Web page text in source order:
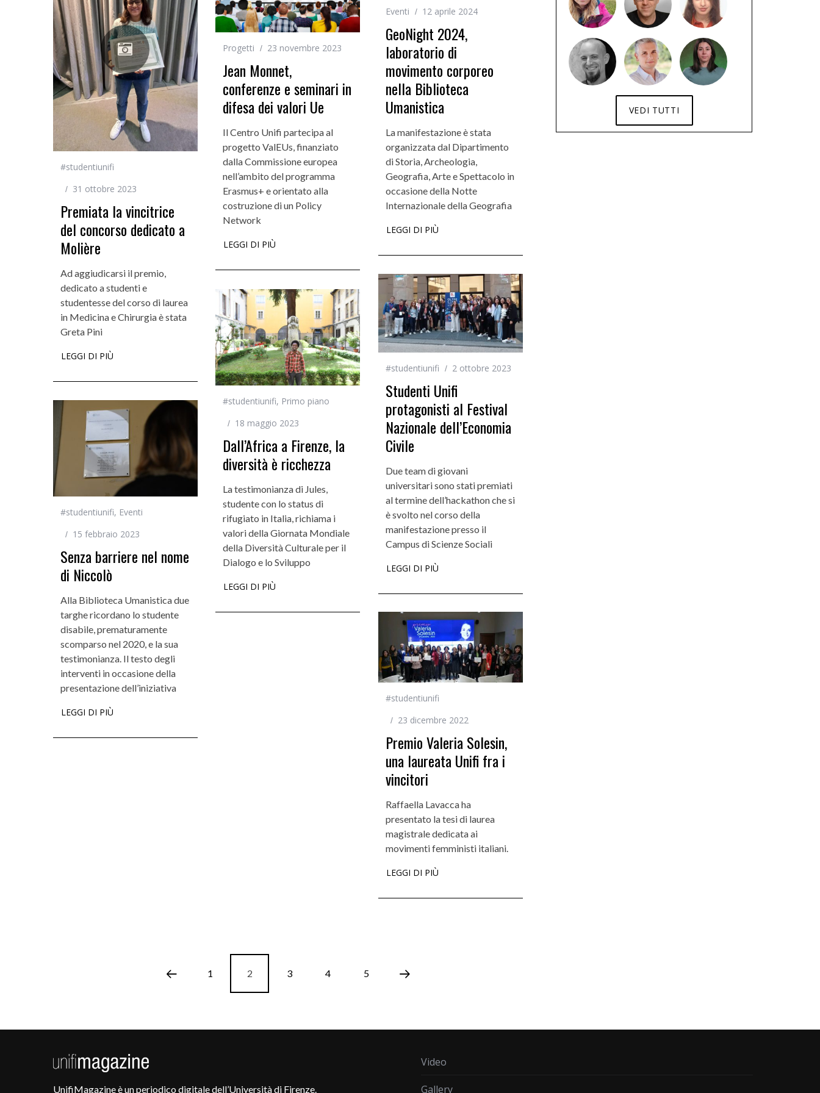
Eventi 12 aprile 2024
GeoNight 2024,
laboratorio di
movimento corporeo
nella Biblioteca
Umanistica
La manifestazione è stata
organizzata dal Dipartimento
di Storia, Archeologia,
Geografia, Arte e Spettacolo in
occasione della Notte
Internazionale della Geografia
LEGGI DI PIÙ
Progetti 23 novembre 2023
Jean Monnet,
conferenze e seminari in
difesa dei valori Ue
Il Centro Unifi partecipa al
progetto ValEUs, finanziato
dalla Commissione europea
nell’ambito del programma
Erasmus+ e orientato alla
costruzione di un Policy
Network
LEGGI DI PIÙ
#studentiunifi
31 ottobre 2023
Premiata la vincitrice
del concorso dedicato a
Molière
Ad aggiudicarsi il premio,
dedicato a studenti e
studentesse del corso di laurea
in Medicina e Chirurgia è stata
Greta Pini
LEGGI DI PIÙ
#studentiunifi
2 ottobre 2023
Studenti Unifi
protagonisti al Festival
Nazionale dell’Economia
Civile
Due team di giovani
universitari sono stati premiati
al termine dell’hackathon che si
è svolto nel corso della
manifestazione presso il
Campus di Scienze Sociali
LEGGI DI PIÙ
#studentiunifi, Primo piano
18 maggio 2023
Dall’Africa a Firenze, la
diversità è ricchezza
La testimonianza di Jules,
studente con lo status di
rifugiato in Italia, richiama i
valori della Giornata Mondiale
della Diversità Culturale per il
Dialogo e lo Sviluppo
LEGGI DI PIÙ
#studentiunifi, Eventi
15 febbraio 2023
Senza barriere nel nome
di Niccolò
Alla Biblioteca Umanistica due
targhe ricordano lo studente
disabile, prematuramente
scomparso nel 2020, e la sua
testimonianza. Il testo degli
interventi in occasione della
presentazione dell’iniziativa
LEGGI DI PIÙ
#studentiunifi
23 dicembre 2022
Premio Valeria Solesin,
una laureata Unifi fra i
vincitori
Raffaella Lavacca ha
presentato la tesi di laurea
magistrale dedicata ai
movimenti femministi italiani.
LEGGI DI PIÙ
1 2 3 4 5
VEDI TUTTI
UnifiMagazine è un periodico digitale dell’Università di Firenze.
Video
Gallery